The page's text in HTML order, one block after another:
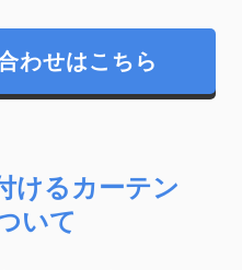
わせはこちら
けるカーテン
いて